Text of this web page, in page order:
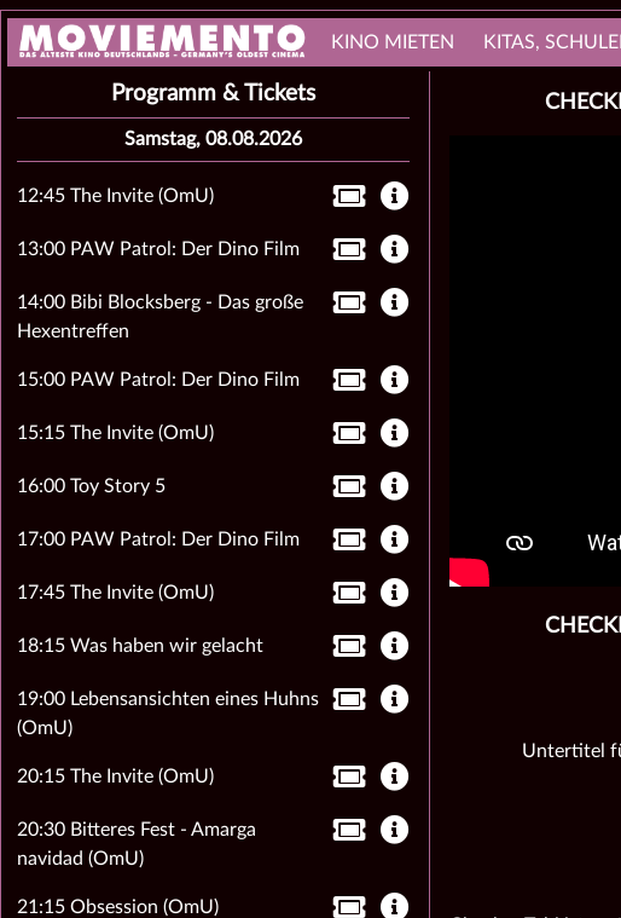
KINO MIETEN KITAS,
Untertitel
Programm & Tickets
Samstag, 08.08.2026
12:45 The Invite (OmU)
13:00 PAW Patrol: Der Dino Film
14:00 Bibi Blocksberg - Das große
Hexentreffen
15:00 PAW Patrol: Der Dino Film
15:15 The Invite (OmU)
16:00 Toy Story 5
17:00 PAW Patrol: Der Dino Film
17:45 The Invite (OmU)
18:15 Was haben wir gelacht
19:00 Lebensansichten eines Huhns
(OmU)
20:15 The Invite (OmU)
20:30 Bitteres Fest - Amarga
navidad (OmU)
21:15 Obsession (OmU)